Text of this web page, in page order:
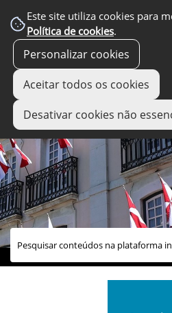
Este site utiliza cookies para
Política de cookies.
Personalizar cookies
Aceitar todos os cookies
Desativar cookies não
links úteis